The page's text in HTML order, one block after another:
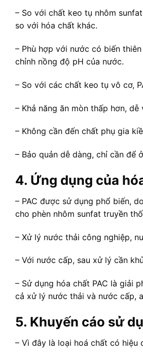
– So với chất keo tụ nhôm
so với hóa chất khác.
– Phù hợp với nước có biến
chỉnh nồng độ pH của nước.
– So với các chất keo tụ vô cơ,
– Khả năng ăn mòn thấp hơn, dễ
– Không cần đến chất phụ gia
– Bảo quản dễ dàng, chỉ cần để
4. Ứng dụng của
– PAC được sử dụng phổ biến,
cho phèn nhôm sunfat truyền
– Xử lý nước thải công nghiệp,
– Với nước cấp, sau xử lý cần
– Sử dụng hóa chất PAC là giải
cả xử lý nước thải và nước cấp,
5. Khuyến cáo sử
– Vì đây là loại hoá chất có hiệu